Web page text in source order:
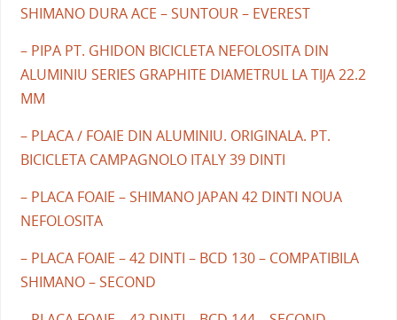
SHIMANO DURA ACE – SUNTOUR – EVEREST
– PIPA PT. GHIDON BICICLETA NEFOLOSITA DIN
ALUMINIU SERIES GRAPHITE DIAMETRUL LA TIJA 22.2
MM
– PLACA / FOAIE DIN ALUMINIU. ORIGINALA. PT.
BICICLETA CAMPAGNOLO ITALY 39 DINTI
– PLACA FOAIE – SHIMANO JAPAN 42 DINTI NOUA
NEFOLOSITA
– PLACA FOAIE – 42 DINTI – BCD 130 – COMPATIBILA
SHIMANO – SECOND